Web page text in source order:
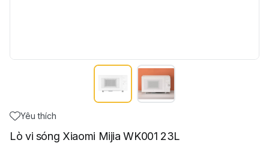
Yêu thích
Lò vi sóng Xiaomi Mijia WK001 23L